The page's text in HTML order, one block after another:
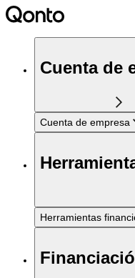
Cuenta de
Cuenta de empresa
Herramientas